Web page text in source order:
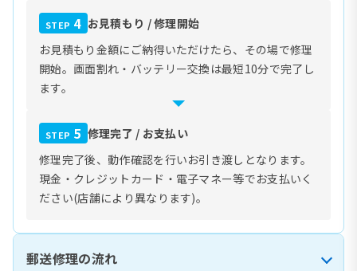
STEP 4 お見積もり / 修理開始
お見積もり金額にご納得いただけたら、その場で修理
開始。画面割れ・バッテリー交換は最短10分で完了し
ます。
STEP 5 修理完了 / お支払い
修理完了後、動作確認を行いお引き渡しとなります。
現金・クレジットカード・電子マネー等でお支払いく
ださい(店舗により異なります)。
郵送修理の流れ